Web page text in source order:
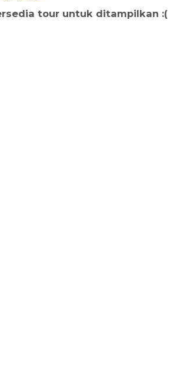
tour untuk ditampilkan :(